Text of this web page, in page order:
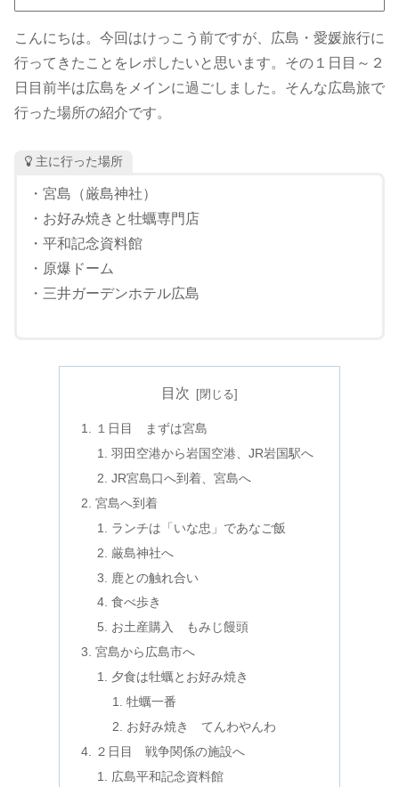
こんにちは。今回はけっこう前ですが、広島・愛媛旅行に
行ってきたことをレポしたいと思います。その１日目～２
日目前半は広島をメインに過ごしました。そんな広島旅で
行った場所の紹介です。
主に行った場所
・宮島（厳島神社）
・お好み焼きと牡蠣専門店
・平和記念資料館
・原爆ドーム
・三井ガーデンホテル広島
目次
１日目 まずは宮島
羽田空港から岩国空港、JR岩国駅へ
JR宮島口へ到着、宮島へ
宮島へ到着
ランチは「いな忠」であなご飯
厳島神社へ
鹿との触れ合い
食べ歩き
お土産購入 もみじ饅頭
宮島から広島市へ
夕食は牡蠣とお好み焼き
牡蠣一番
お好み焼き てんわやんわ
２日目 戦争関係の施設へ
広島平和記念資料館